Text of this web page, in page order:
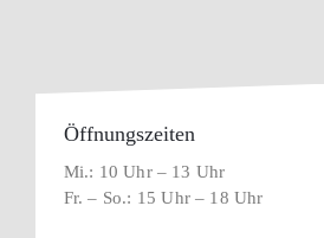
Öffnungszeiten
Mi.: 10 Uhr – 13 Uhr
Fr. – So.: 15 Uhr – 18 Uhr